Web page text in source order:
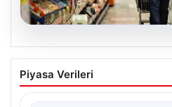
05.08.2026
Nisan Ayı Enflasyon
Zaman Açıklanacak?
Piyasa Verileri